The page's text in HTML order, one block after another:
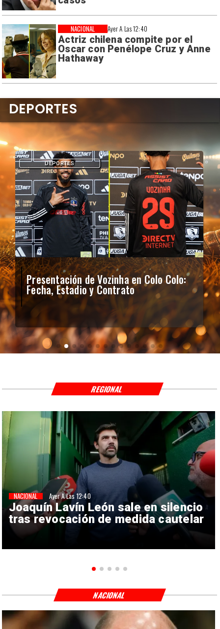
Ayer A Las 12:40
Actriz chilena compite por el
Oscar con Penélope Cruz y Anne
Hathaway
NACIONAL
Presentación de Vozinha en Colo Colo:
Fecha, Estadio y Contrato
DEPORTES
DEPORTES
Joaquín Lavín León sale en silencio
tras revocación de medida cautelar
NACIONAL Ayer A Las 12:40
REGIONAL
NACIONAL